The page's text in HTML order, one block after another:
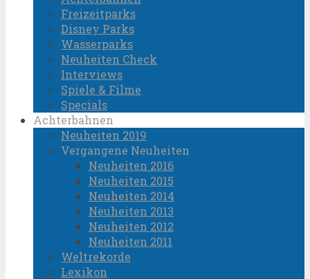
Freizeitparks
Disney Parks
Wasserparks
Neuheiten Check
Interviews
Spiele & Filme
Specials
Achterbahnen
Neuheiten 2019
Vergangene Neuheiten
Neuheiten 2016
Neuheiten 2015
Neuheiten 2014
Neuheiten 2013
Neuheiten 2012
Neuheiten 2011
Weltrekorde
Lexikon